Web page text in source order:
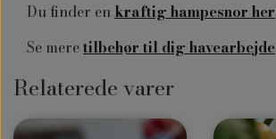
Du finder en kraftig hampesnor her
Se meretilbehør til dig havearbejde
Relaterede varer